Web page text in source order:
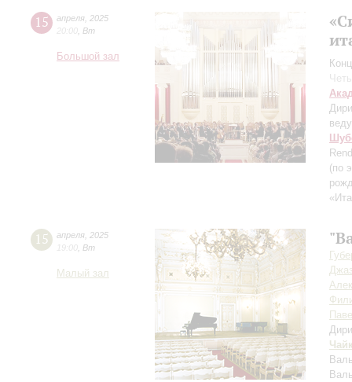
15 апреля 2025
20:00 Вт
Большой зал
(по
15 апреля 2025
19:00 Вт
Малый зал